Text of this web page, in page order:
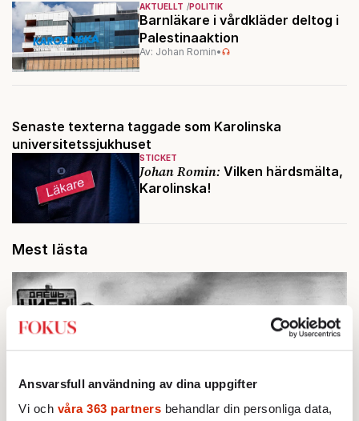
Ansvarsfull användning av dina uppgifter
Vi och våra 363 partners behandlar din personliga data,
AKTUELLT POLITIK
Barnläkare i vårdkläder deltog i
Palestinaaktion
Av: Johan Romin•
Senaste texterna taggade som Karolinska
universitetssjukhuset
STICKET
Johan Romin: Vilken härdsmälta,
Karolinska!
Mest lästa